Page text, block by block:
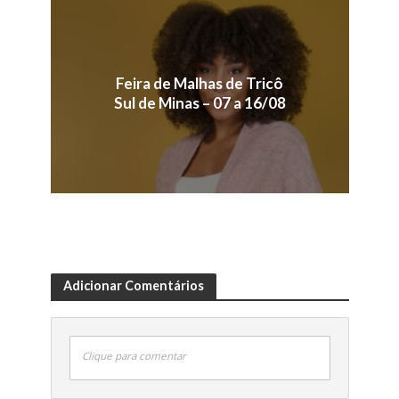
Feira de Malhas de Tricô
Sul de Minas – 07 a 16/08
Adicionar Comentários
Clique para comentar